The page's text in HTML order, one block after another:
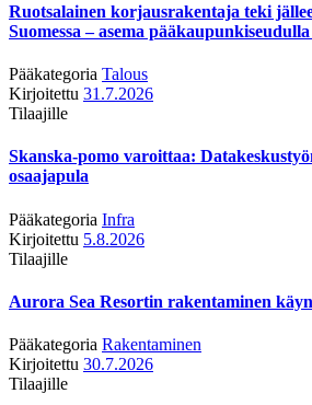
Ruotsalainen korjausrakentaja teki
Suomessa – asema
Pääkategoria Talous
Kirjoitettu 31.7.2026
Tilaajille
Skanska-pomo varoittaa:
osaajapula
Pääkategoria Infra
Kirjoitettu 5.8.2026
Tilaajille
Aurora Sea Resortin rakentaminen
Pääkategoria Rakentaminen
Kirjoitettu 30.7.2026
Tilaajille